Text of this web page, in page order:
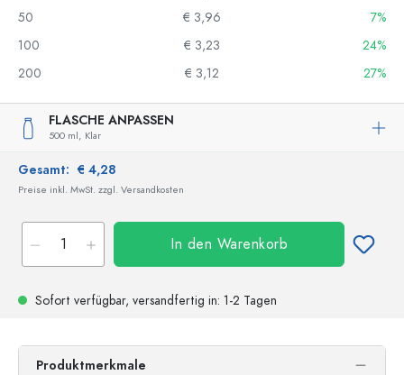
50
€ 3,96
7%
100
€ 3,23
24%
200
€ 3,12 27%
FLASCHE ANPASSEN
500 ml, Klar
Gesamt: € 4,28
Preise inkl. MwSt. zzgl. Versandkosten
In den Warenkorb
Sofort verfügbar, versandfertig in: 1-2 Tagen
Produktmerkmale